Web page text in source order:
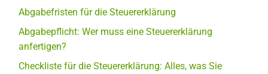
Abgabefristen für die Steuererklärung
Abgabepflicht: Wer muss eine Steuererklärung
anfertigen?
Checkliste für die Steuererklärung: Alles, was Sie